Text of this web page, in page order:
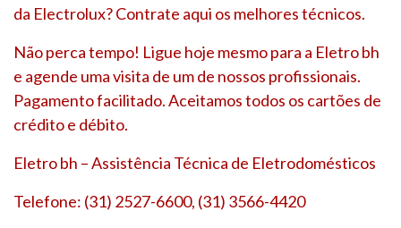
da Electrolux? Contrate aqui os melhores técnicos.
Não perca tempo! Ligue hoje mesmo para a Eletro bh
e agende uma visita de um de nossos profissionais.
Pagamento facilitado. Aceitamos todos os cartões de
crédito e débito.
Eletro bh – Assistência Técnica de Eletrodomésticos
Telefone: (31) 2527-6600, (31) 3566-4420